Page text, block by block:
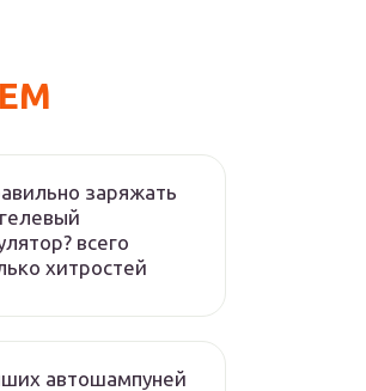
заряжать
всего
хитростей
автошампуней